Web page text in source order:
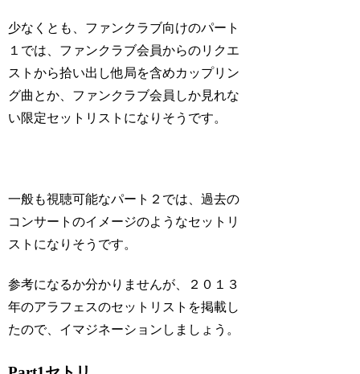
少なくとも、ファンクラブ向けのパート
１では、ファンクラブ会員からのリクエ
ストから拾い出し他局を含めカップリン
グ曲とか、ファンクラブ会員しか見れな
い限定セットリストになりそうです。
一般も視聴可能なパート２では、過去の
コンサートのイメージのようなセットリ
ストになりそうです。
参考になるか分かりませんが、２０１３
年のアラフェスのセットリストを掲載し
たので、イマジネーションしましょう。